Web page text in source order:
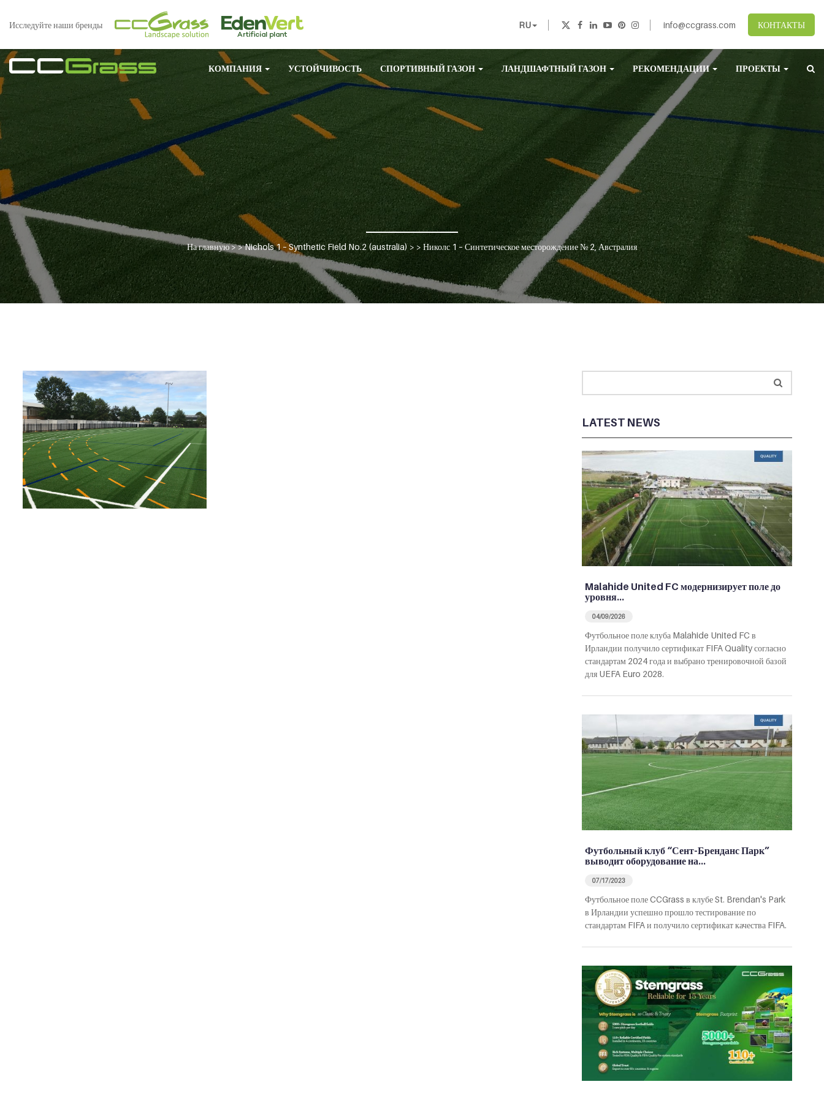
Исследуйте наши бренды RU info@ccgrass.com КОНТАКТЫ
КОМПАНИЯ УСТОЙЧИВОСТЬ СПОРТИВНЫЙ ГАЗОН ЛАНДШАФТНЫЙ ГАЗОН РЕКОМЕНДАЦИИ ПРОЕКТЫ
На главную> >Nichols 1 – Synthetic Field No.2 (australia) > > Николс 1 – Синтетическое месторождение № 2, Австралия
LATEST NEWS
Malahide United FC модернизирует поле до
уровня…
04/09/2026
Футбольное поле клуба Malahide United FC в
Ирландии получило сертификат FIFA Quality согласно
стандартам 2024 года и выбрано тренировочной базой
для UEFA Euro 2028.
Футбольный клуб “Сент-Бренданс Парк”
выводит оборудование на…
07/17/2023
Футбольное поле CCGrass в клубе St. Brendan's Park
в Ирландии успешно прошло тестирование по
стандартам FIFA и получило сертификат качества FIFA.